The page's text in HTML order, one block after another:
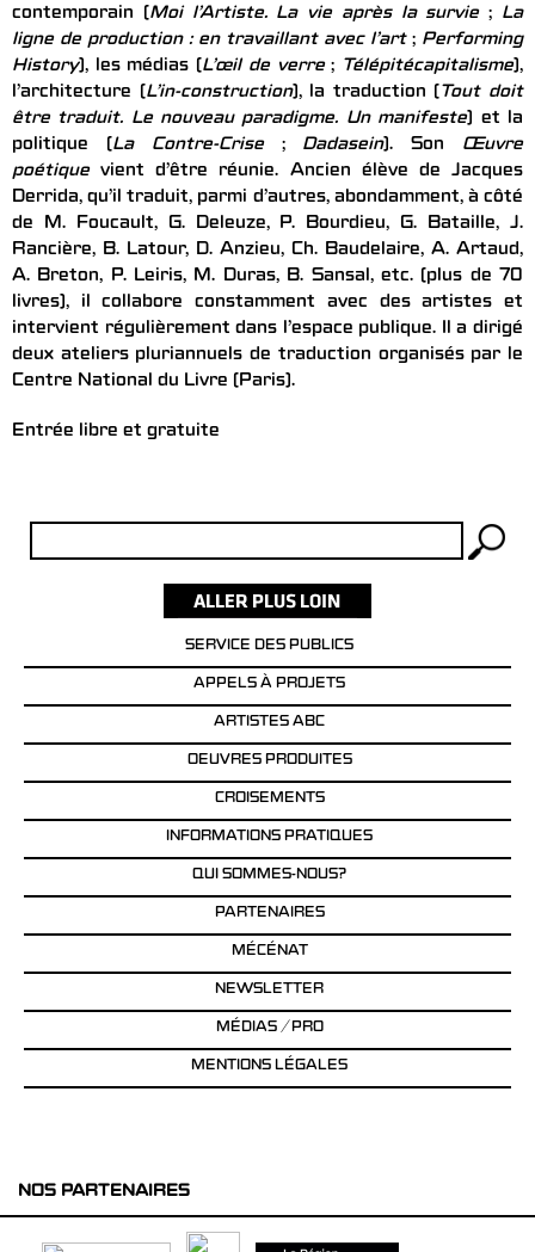
contemporain (Moi l’Artiste. La vie après la survie; La
ligne de production : en travaillant avec l’art ; Performing
History), les médias (L’œil de verre; Télépitécapitalisme),
l’architecture (L’in-construction), la traduction (Tout doit
être traduit. Le nouveau paradigme. Un manifeste) et la
politique (La Contre-Crise ;Dadasein). Son Œuvre
poétiquevient d’être réunie. Ancien élève de Jacques
Derrida, qu’il traduit, parmi d’autres, abondamment, à côté
de M. Foucault, G. Deleuze, P. Bourdieu, G. Bataille, J.
Rancière, B. Latour, D. Anzieu, Ch. Baudelaire, A. Artaud,
A. Breton, P. Leiris, M. Duras, B. Sansal, etc. (plus de 70
livres), il collabore constamment avec des artistes et
intervient régulièrement dans l’espace publique. Il a dirigé
deux ateliers pluriannuels de traduction organisés par le
Centre National du Livre (Paris).
Entrée libre et gratuite
SERVICE DES PUBLICS
APPELS À PROJETS
ARTISTES ABC
OEUVRES PRODUITES
CROISEMENTS
INFORMATIONS PRATIQUES
QUI SOMMES-NOUS?
PARTENAIRES
MÉCÉNAT
NEWSLETTER
MÉDIAS / PRO
MENTIONS LÉGALES
NOS PARTENAIRES